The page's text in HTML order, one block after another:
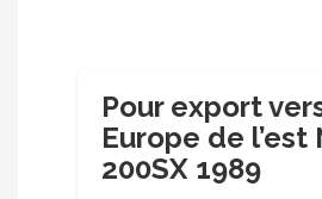
Pour export
Europe de l’est
200SX 1989